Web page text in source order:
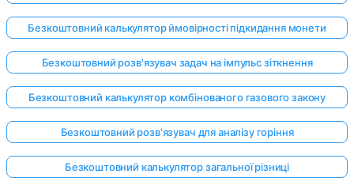
Безкоштовний калькулятор ймовірності підкидання монети
Безкоштовний розв'язувач задач на імпульс зіткнення
Безкоштовний калькулятор комбінованого газового закону
Безкоштовний розв'язувач для аналізу горіння
Безкоштовний калькулятор загальної різниці